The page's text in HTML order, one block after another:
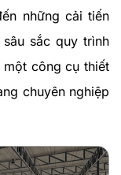
những cải tiến
sắc quy trình
công cụ thiết
chuyên nghiệp